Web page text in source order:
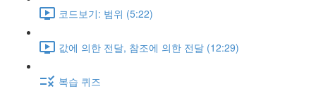
코드보기: 범위 (5:22)
값에 의한 전달, 참조에 의한 전달 (12:29)
복습 퀴즈